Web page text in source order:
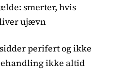
smerter, hvis
ujævn
perifert og ikke
ikke altid